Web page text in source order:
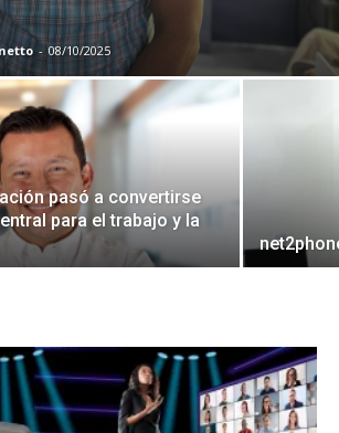
- 08/10/2025
pasó a convertirse
para el trabajo y la